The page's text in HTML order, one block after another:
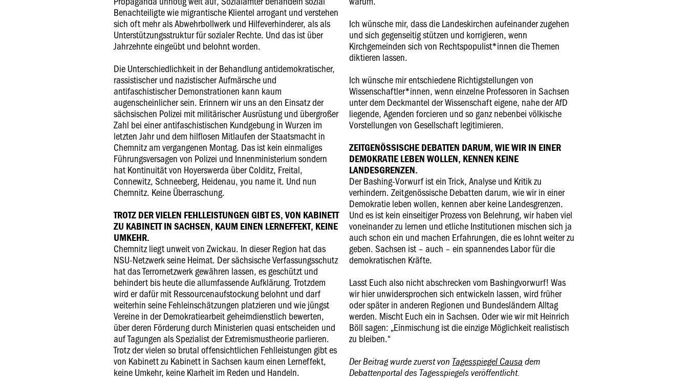
Benachteiligte wie migrantische Klientel arrogant und verstehen
sich oft mehr als Abwehrbollwerk und Hilfeverhinderer, als als
Unterstützungsstruktur für sozialer Rechte. Und das ist über
Jahrzehnte eingeübt und belohnt worden.
Die Unterschiedlichkeit in der Behandlung antidemokratischer,
rassistischer und nazistischer Aufmärsche und
antifaschistischer Demonstrationen kann kaum
augenscheinlicher sein. Erinnern wir uns an den Einsatz der
sächsischen Polizei mit militärischer Ausrüstung und übergroßer
Zahl bei einer antifaschistischen Kundgebung in Wurzen im
letzten Jahr und dem hilflosen Mitlaufen der Staatsmacht in
Chemnitz am vergangenen Montag. Das ist kein einmaliges
Führungsversagen von Polizei und Innenministerium sondern
hat Kontinuität von Hoyerswerda über Colditz, Freital,
Connewitz, Schneeberg, Heidenau, you name it. Und nun
Chemnitz. Keine Überraschung.
TROTZ DER VIELEN FEHLLEISTUNGEN GIBT ES, VON KABINETT
ZU KABINETT IN SACHSEN, KAUM EINEN LERNEFFEKT, KEINE
UMKEHR.
Chemnitz liegt unweit von Zwickau. In dieser Region hat das
NSU-Netzwerk seine Heimat. Der sächsische Verfassungsschutz
hat das Terrornetzwerk gewähren lassen, es geschützt und
behindert bis heute die allumfassende Aufklärung. Trotzdem
wird er dafür mit Ressourcenaufstockung belohnt und darf
weiterhin seine Fehleinschätzungen platzieren und wie jüngst
Vereine in der Demokratiearbeit geheimdienstlich bewerten,
über deren Förderung durch Ministerien quasi entscheiden und
auf Tagungen als Spezialist der Extremismustheorie parlieren.
Trotz der vielen so brutal offensichtlichen Fehlleistungen gibt es
von Kabinett zu Kabinett in Sachsen kaum einen Lerneffekt,
keine Umkehr, keine Klarheit im Reden und Handeln.
Ich wünsche mir, dass die Landeskirchen aufeinander zugehen
und sich gegenseitig stützen und korrigieren, wenn
Kirchgemeinden sich von Rechtspopulist*innen die Themen
diktieren lassen.
Ich wünsche mir entschiedene Richtigstellungen von
Wissenschaftler*innen, wenn einzelne Professoren in Sachsen
unter dem Deckmantel der Wissenschaft eigene, nahe der AfD
liegende, Agenden forcieren und so ganz nebenbei völkische
Vorstellungen von Gesellschaft legitimieren.
ZEITGENÖSSISCHE DEBATTEN DARUM, WIE WIR IN EINER
DEMOKRATIE LEBEN WOLLEN, KENNEN KEINE
LANDESGRENZEN.
Der Bashing-Vorwurf ist ein Trick, Analyse und Kritik zu
verhindern. Zeitgenössische Debatten darum, wie wir in einer
Demokratie leben wollen, kennen aber keine Landesgrenzen.
Und es ist kein einseitiger Prozess von Belehrung, wir haben viel
voneinander zu lernen und etliche Institutionen mischen sich ja
auch schon ein und machen Erfahrungen, die es lohnt weiter zu
geben. Sachsen ist – auch – ein spannendes Labor für die
demokratischen Kräfte.
Lasst Euch also nicht abschrecken vom Bashingvorwurf! Was
wir hier unwidersprochen sich entwickeln lassen, wird früher
oder später in anderen Regionen und Bundesländern Alltag
werden. Mischt Euch ein in Sachsen. Oder wie wir mit Heinrich
Böll sagen: „Einmischung ist die einzige Möglichkeit realistisch
zu bleiben.“
Der Beitrag wurde zuerst von Tagesspiegel Causa dem
Debattenportal des Tagesspiegels veröffentlicht.